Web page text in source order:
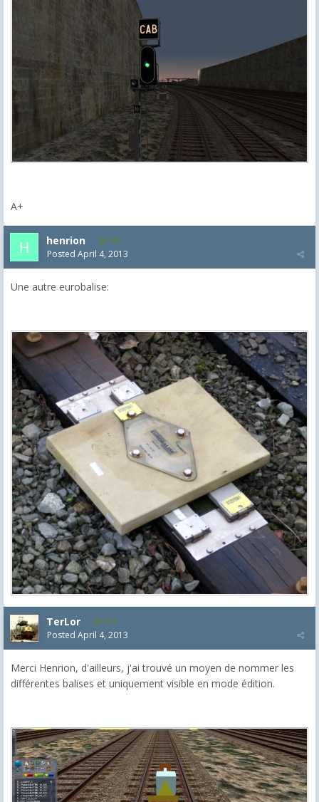
A+
henrion 101
Posted April 4, 2013
Une autre eurobalise:
TerLor 114
Posted April 4, 2013
Merci Henrion, d'ailleurs, j'ai trouvé un moyen de nommer les
différentes balises et uniquement visible en mode édition.